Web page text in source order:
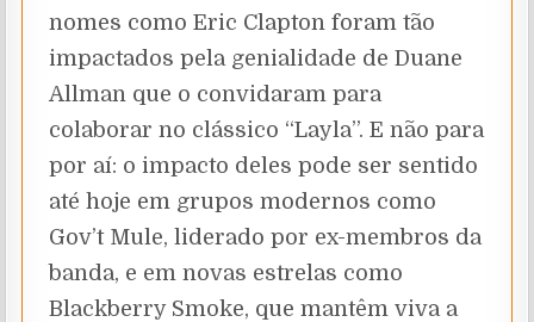
nomes como Eric Clapton foram tão
impactados pela genialidade de Duane
Allman que o convidaram para
colaborar no clássico “Layla”. E não para
por aí: o impacto deles pode ser sentido
até hoje em grupos modernos como
Gov’t Mule, liderado por ex-membros da
banda, e em novas estrelas como
Blackberry Smoke, que mantêm viva a